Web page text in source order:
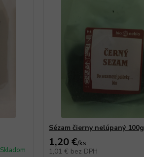
Skladom
Sézam čierny nelúpaný
1,20 €/ks
1,01 € bez DPH